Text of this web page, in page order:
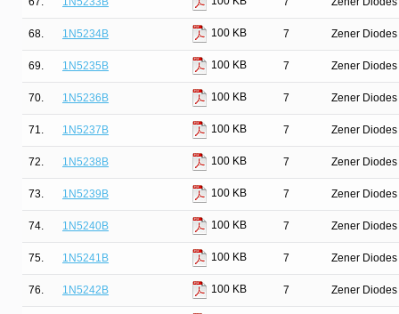
68. 1N5234B 100 KB 7 Zener
69. 1N5235B 100 KB 7 Zener
70. 1N5236B 100 KB 7 Zener
71. 1N5237B 100 KB 7 Zener
72. 1N5238B 100 KB 7 Zener
73. 1N5239B 100 KB 7 Zener
74. 1N5240B 100 KB 7 Zener
75. 1N5241B 100 KB 7 Zener
76. 1N5242B 100 KB 7 Zener